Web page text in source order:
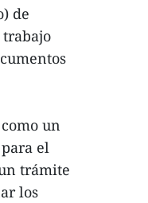
de
un
el
trámite
los